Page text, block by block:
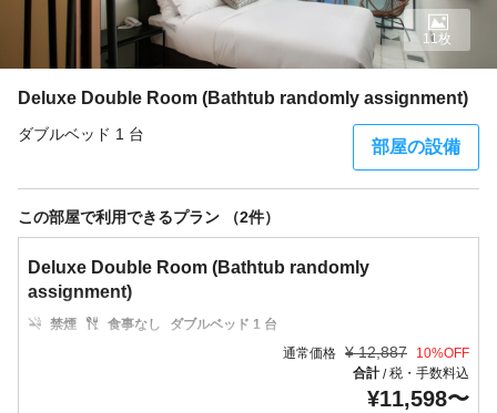
Deluxe Double Room (Bathtub randomly assignment)
ダブルベッド 1 台
部屋の設備
11枚
この部屋で利用できるプラン （2件）
Deluxe Double Room (Bathtub randomly
assignment)
禁煙 食事なし
ダブルベッド 1 台
通常価格 ¥ 12,887 10%OFF
合計/税・手数料込
¥11,598〜